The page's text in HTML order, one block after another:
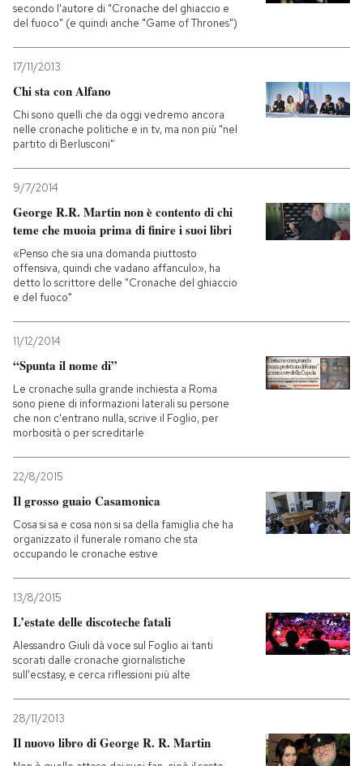
secondo l'autore di "Cronache del ghiaccio e
del fuoco" (e quindi anche "Game of Thrones")
17/11/2013
Chi sta con Alfano
Chi sono quelli che da oggi vedremo ancora
nelle cronache politiche e in tv, ma non più "nel
partito di Berlusconi"
9/7/2014
George R.R. Martin non è contento di chi
teme che muoia prima di finire i suoi libri
«Penso che sia una domanda piuttosto
offensiva, quindi che vadano affanculo», ha
detto lo scrittore delle "Cronache del ghiaccio
e del fuoco"
11/12/2014
“Spunta il nome di”
Le cronache sulla grande inchiesta a Roma
sono piene di informazioni laterali su persone
che non c'entrano nulla, scrive il Foglio, per
morbosità o per screditarle
22/8/2015
Il grosso guaio Casamonica
Cosa si sa e cosa non si sa della famiglia che ha
organizzato il funerale romano che sta
occupando le cronache estive
13/8/2015
L’estate delle discoteche fatali
Alessandro Giuli dà voce sul Foglio ai tanti
scorati dalle cronache giornalistiche
sull'ecstasy, e cerca riflessioni più alte
28/11/2013
Il nuovo libro di George R. R. Martin